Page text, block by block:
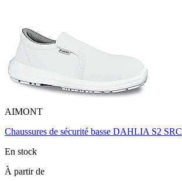
AIMONT
Chaussures de sécurité basse DAHLIA S2 SRC
En stock
À partir de